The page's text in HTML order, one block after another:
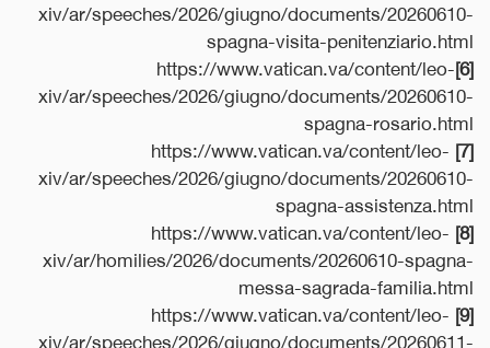
xiv/ar/speeches/2026/giugno/documents/20260610-
spagna-visita-penitenziario.html
[6]
https://www.vatican.va/content/leo-
xiv/ar/speeches/2026/giugno/documents/20260610-
spagna-rosario.html
[7]
https://www.vatican.va/content/leo-
xiv/ar/speeches/2026/giugno/documents/20260610-
spagna-assistenza.html
[8]
https://www.vatican.va/content/leo-
xiv/ar/homilies/2026/documents/20260610-spagna-
messa-sagrada-familia.html
[9]
https://www.vatican.va/content/leo-
xiv/ar/speeches/2026/giugno/documents/20260611-